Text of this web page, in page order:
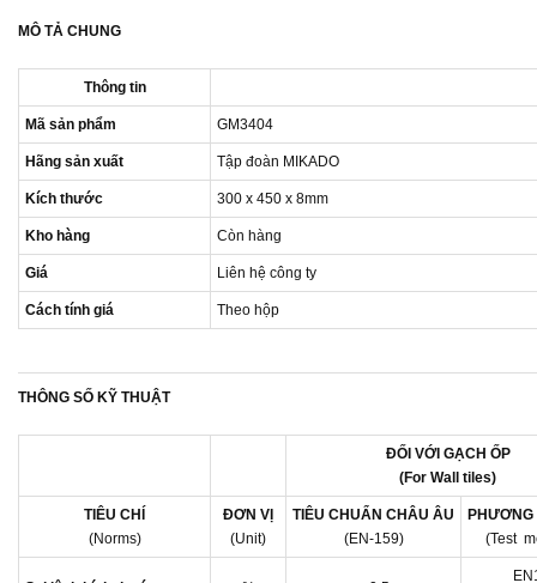
MÔ TẢ CHUNG
Thông tin
Mã sản phẩm GM3404
Hãng sản xuất Tập đoàn MIKADO
Kích thước 300 x 450 x 8mm
Kho hàng Còn hàng
Giá Liên hệ công ty
Cách tính giá Theo hộp
THÔNG SỐ KỸ THUẬT
ĐỐI VỚI GẠCH ỐP
(For Wall tiles)
TIÊU CHÍ
(Norms)
ĐƠN VỊ
(Unit)
TIÊU CHUẨN CHÂU ÂU
(EN-159)
(Test